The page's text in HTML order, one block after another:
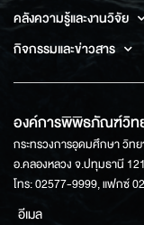
คลังความรู้และงานวิจัย
กิจกรรมและข่าวสาร
องค์การพิพิธภัณฑ์วิท
กระทรวงการอุดมศึกษา วิท
อ.คลองหลวง จ.ปทุมธานี
โทร: 02577-9999, แฟกซ์
อีเมล